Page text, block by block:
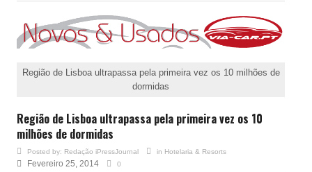
Região de Lisboa ultrapassa pela primeira vez os 10 milhões de
dormidas
Região de Lisboa ultrapassa pela primeira vez os 10
milhões de dormidas
Posted by: Redação iPressJournal in Hotelaria & Resorts
Fevereiro 25, 2014 0